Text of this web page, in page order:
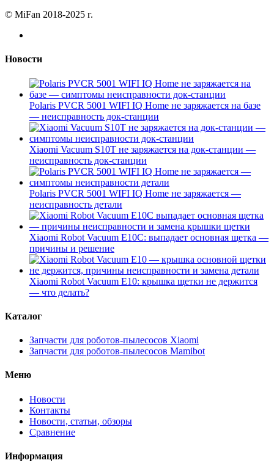
© MiFan 2018-2025 г.
Новости
Polaris PVCR 5001 WIFI IQ Home не заряжается на базе
— неисправность док-станции
Xiaomi Vacuum S10T не заряжается на док-станции —
неисправность док-станции
Polaris PVCR 5001 WIFI IQ Home не заряжается —
неисправность детали
Xiaomi Robot Vacuum E10C: выпадает основная щетка —
причины и решение
Xiaomi Robot Vacuum E10: крышка щетки не держится
— что делать?
Каталог
Запчасти для роботов-пылесосов Xiaomi
Запчасти для роботов-пылесосов Mamibot
Меню
Новости
Контакты
Новости, статьи, обзоры
Сравнение
Информация